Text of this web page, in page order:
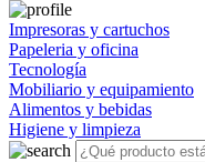
Impresoras y cartuchos
Papeleria y oficina
Tecnología
Mobiliario y equipamiento
Alimentos y bebidas
Higiene y limpieza